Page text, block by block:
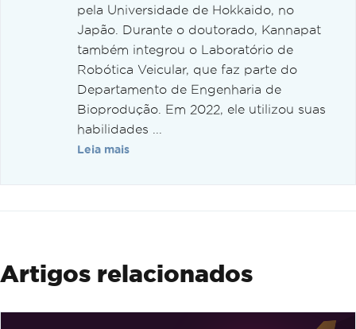
pela Universidade de Hokkaido, no
Japão. Durante o doutorado, Kannapat
também integrou o Laboratório de
Robótica Veicular, que faz parte do
Departamento de Engenharia de
Bioprodução. Em 2022, ele utilizou suas
habilidades ...
Leia mais
Artigos relacionados